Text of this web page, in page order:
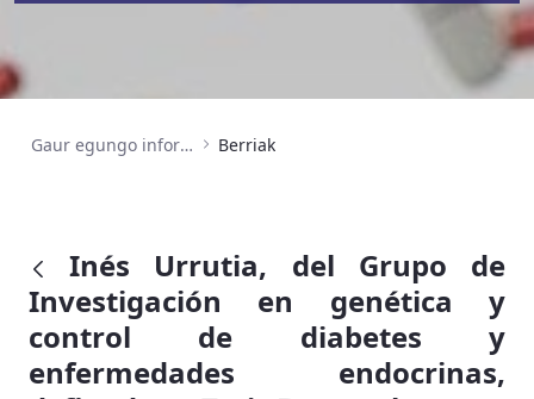
Gaur egungo informazioa Berriak
Inés Urrutia, del Grupo de
Investigación en genética y
control de diabetes y
enfermedades endocrinas,